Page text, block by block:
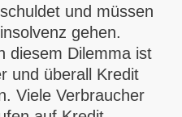
und müssen
gehen.
diesem Dilemma ist
und überall Kredit
Viele Verbraucher